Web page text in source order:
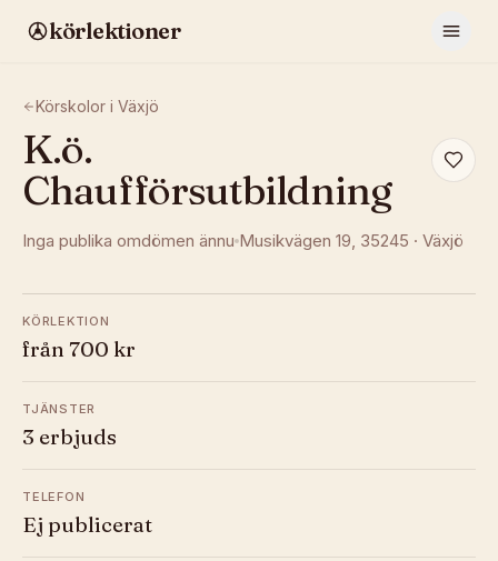
körlektioner
Körskolor i Växjö
K.ö.
Chaufförsutbildning
Inga publika omdömen ännu Musikvägen 19, 35245 · Växjö
KÖRLEKTION
från 700 kr
TJÄNSTER
3 erbjuds
TELEFON
Ej publicerat